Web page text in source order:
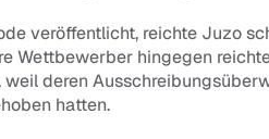
veröffentlicht, reichte Juzo
Wettbewerber hingegen
deren
hatten.